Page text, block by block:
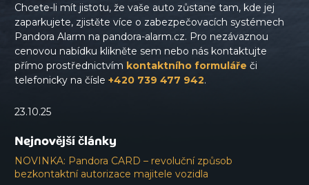
Chcete-li mít jistotu, že vaše auto zůstane tam, kde jej
zaparkujete, zjistěte více o zabezpečovacích systémech
Pandora Alarm na pandora-alarm.cz. Pro nezávaznou
cenovou nabídku klikněte sem nebo nás kontaktujte
přímo prostřednictvím kontaktního formuláře či
telefonicky na čísle +420 739 477 942.
23.10.25
Nejnovější články
NOVINKA: Pandora CARD – revoluční způsob
bezkontaktní autorizace majitele vozidla